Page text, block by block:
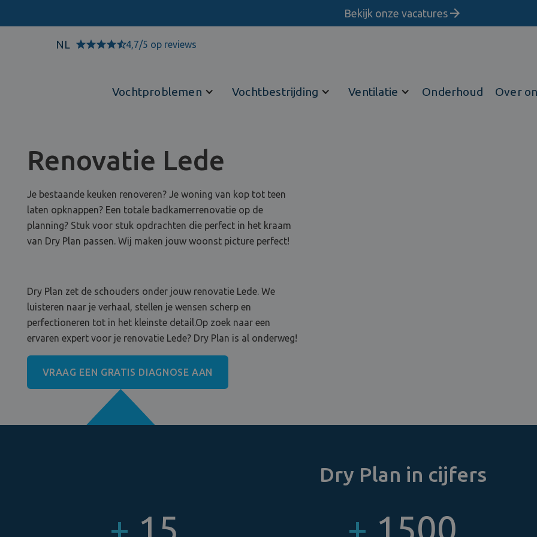
Bekijk onze vacatures
NL 4,7/5 op reviews
Vochtproblemen Vochtbestrijding Ventilatie Onderhoud Over
Renovatie Lede
Je bestaande keuken renoveren? Je woning van kop tot teen
laten opknappen? Een totale badkamerrenovatie op de
planning? Stuk voor stuk opdrachten die perfect in het kraam
van Dry Plan passen. Wij maken jouw woonst picture perfect!
Dry Plan zet de schouders onder jouw renovatie Lede. We
luisteren naar je verhaal, stellen je wensen scherp en
perfectioneren tot in het kleinste detail.Op zoek naar een
ervaren expert voor je renovatie Lede? Dry Plan is al onderweg!
VRAAG EEN GRATIS DIAGNOSE AAN
Dry Plan in cijfers
+ 15 + 1500